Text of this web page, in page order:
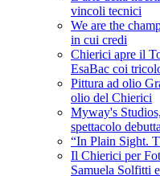
vincoli tecnici
We are the
in cui credi
Chierici apre il
EsaBac coi
Pittura ad olio
olio del Chierici
Myway's
spettacolo
“In Plain Sight.
Il Chierici per
Samuela Solfitti